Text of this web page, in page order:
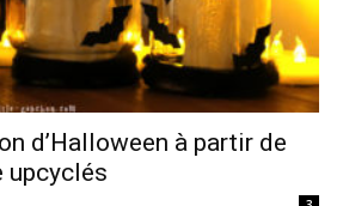
d’Halloween à partir de
upcyclés